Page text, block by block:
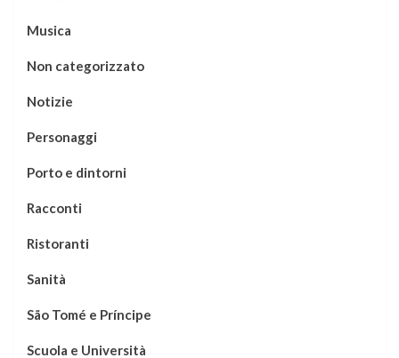
Musica
Non categorizzato
Notizie
Personaggi
Porto e dintorni
Racconti
Ristoranti
Sanità
São Tomé e Príncipe
Scuola e Università